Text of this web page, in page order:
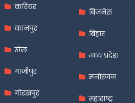
करियर
कानपुर
खेल
गाजीपुर
गोरखपुर
बिजनेस
बिहार
मध्य प्रदेश
मनोरंजन
महाराष्ट्र